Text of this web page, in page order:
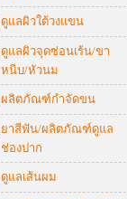
ดูแลผิวใต้วงแขน
ดูแลผิวจุดซ่อนเร้น/ขา
หนีบ/หัวนม
ผลิตภัณฑ์กำจัดขน
ยาสีฟัน/ผลิตภัณฑ์ดูแล
ช่องปาก
ดูแลเส้นผม